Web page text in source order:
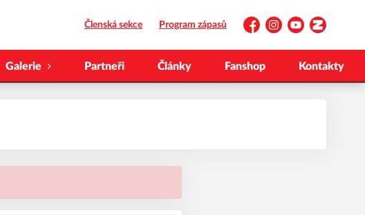
Členská sekce Program zápasů
FacebookInstagramYouTubeZonerama
Galerie Partneři Články Fanshop Kontakty